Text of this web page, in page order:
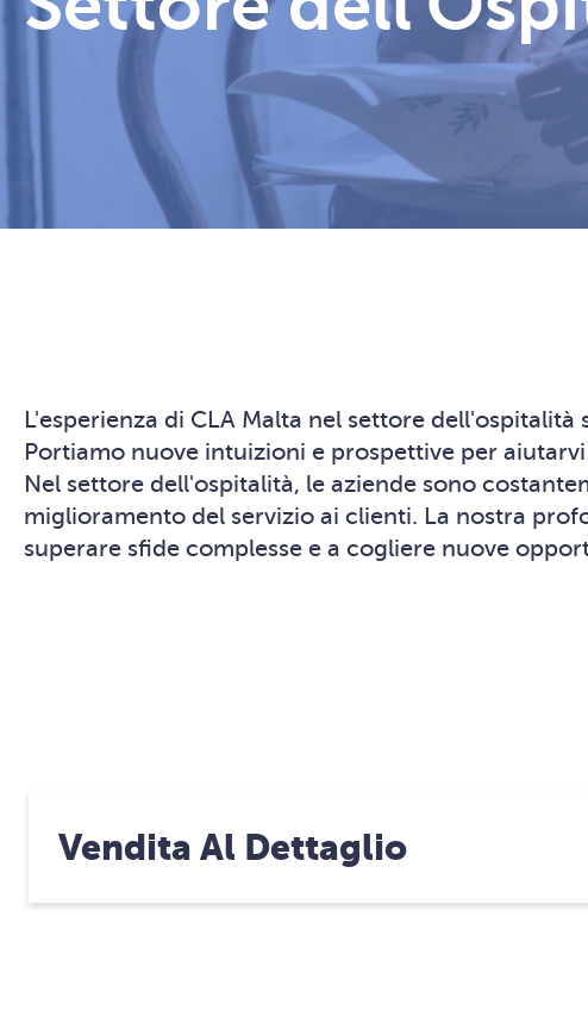
L'esperienza di CLA Malta nel settore
Portiamo nuove intuizioni e prospettive per
Nel settore dell'ospitalità, le aziende sono
miglioramento del servizio ai clienti. La nostra
superare sfide complesse e a cogliere nuove
Vendita Al Dettaglio